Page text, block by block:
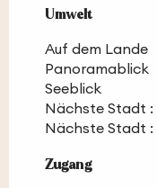
Umwelt
Umwelt
Auf dem Lande
Panoramablick
Seeblick
Nächste Stadt :
Nächste Stadt :
Zugang
Zugang